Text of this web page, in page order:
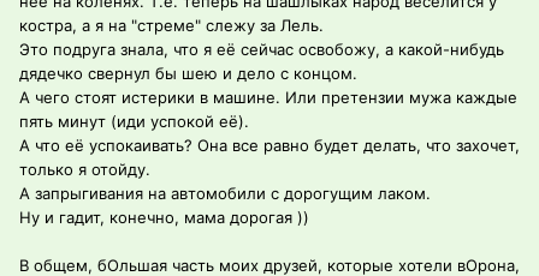
костра, а я на "стреме" слежу за Лель.
Это подруга знала, что я её сейчас освобожу, а какой-нибудь
дядечко свернул бы шею и дело с концом.
А чего стоят истерики в машине. Или претензии мужа каждые
пять минут (иди успокой её).
А что её успокаивать? Она все равно будет делать, что захочет,
только я отойду.
А запрыгивания на автомобили с дорогущим лаком.
Ну и гадит, конечно, мама дорогая ))
В общем, бОльшая часть моих друзей, которые хотели вОрона,